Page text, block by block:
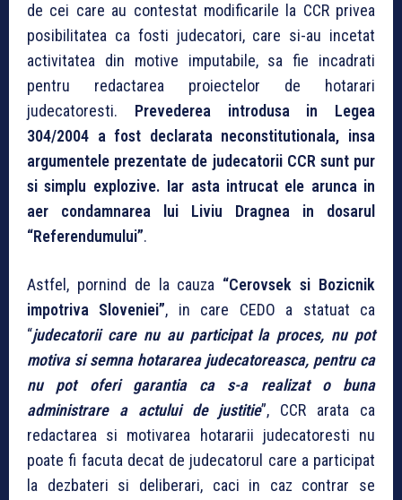
de cei care au contestat modificarile la CCR privea
posibilitatea ca fosti judecatori, care si-au incetat
activitatea din motive imputabile, sa fie incadrati
pentru redactarea proiectelor de hotarari
judecatoresti. Prevederea introdusa in Legea
304/2004 a fost declarata neconstitutionala, insa
argumentele prezentate de judecatorii CCR sunt pur
si simplu explozive. Iar asta intrucat ele arunca in
aer condamnarea lui Liviu Dragnea in dosarul
“Referendumului”.
Astfel, pornind de la cauza “Cerovsek si Bozicnik
impotriva Sloveniei”, in care CEDO a statuat ca
“judecatorii care nu au participat la proces, nu pot
motiva si semna hotararea judecatoreasca, pentru ca
nu pot oferi garantia ca s-a realizat o buna
administrare a actului de justitie”, CCR arata ca
redactarea si motivarea hotararii judecatoresti nu
poate fi facuta decat de judecatorul care a participat
la dezbateri si deliberari, caci in caz contrar se